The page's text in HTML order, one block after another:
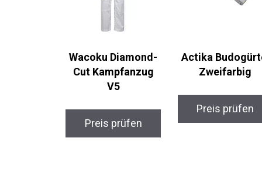
Wacoku Diamond-
Cut Kampfanzug
Preis prüfen
Actika Budogürtel
Preis prüfen